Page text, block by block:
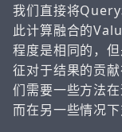
我们直接将
此计算融合的
程度是相同的，
征对于结果的贡
们需要一些方法
而在另一些情况